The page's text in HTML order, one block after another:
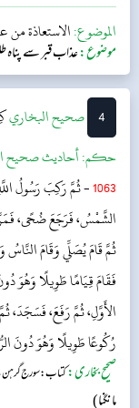
کرتا ہوں۔‘‘...
الموضوع:الاستعاذة من
موضوع:عذاب قبر سے
4 ‌‌صحيح البخاري
حکم:أحاديث صحيح
1063- ثُمَّ رَكِبَ رَسُولُ
الشَّمْسُ، فَرَجَعَ ضُحًى، فَمَرَّ
ثُمَّ قَامَ يُصَلِّي وَقَامَ النَّاسُ
فَقَامَ قِيَامًا طَوِيلًا وَهُوَ
الأَوَّلِ، ثُمَّ رَفَعَ، فَسَجَدَ،
رُكُوعًا طَوِيلًا وَهُوَ دُونَ
صحیح بخاری:کتاب: سورج گرہن
مانگنا)